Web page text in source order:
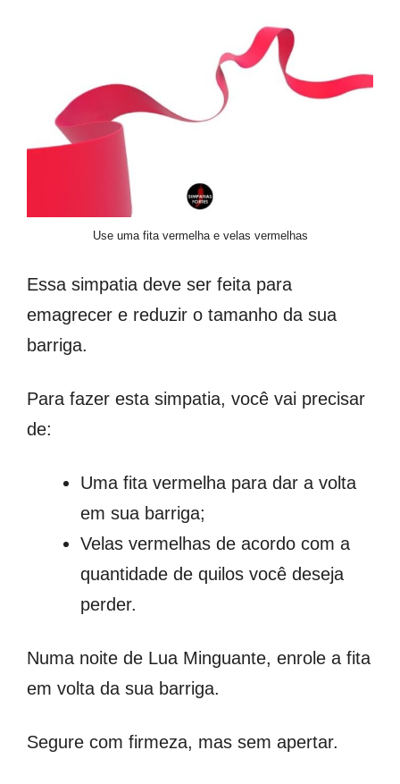
Use uma fita vermelha e velas vermelhas
Essa simpatia deve ser feita para
emagrecer e reduzir o tamanho da sua
barriga.
Para fazer esta simpatia, você vai precisar
de:
Uma fita vermelha para dar a volta
em sua barriga;
Velas vermelhas de acordo com a
quantidade de quilos você deseja
perder.
Numa noite de Lua Minguante, enrole a fita
em volta da sua barriga.
Segure com firmeza, mas sem apertar.